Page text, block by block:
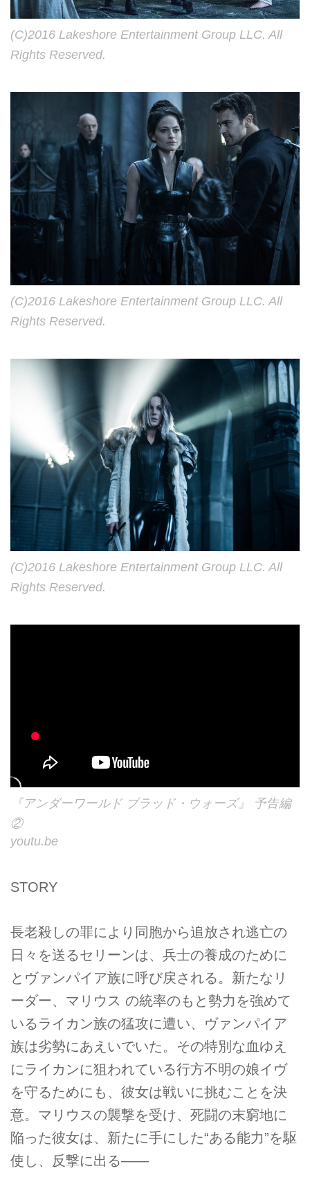
(C)2016 Lakeshore Entertainment Group LLC. All
Rights Reserved.
(C)2016 Lakeshore Entertainment Group LLC. All
Rights Reserved.
(C)2016 Lakeshore Entertainment Group LLC. All
Rights Reserved.
『アンダーワールド ブラッド・ウォーズ』 予告編
②
youtu.be
STORY
長老殺しの罪により同胞から追放され逃亡の
日々を送るセリーンは、兵士の養成のために
とヴァンパイア族に呼び戻される。新たなリ
ーダー、マリウス の統率のもと勢力を強めて
いるライカン族の猛攻に遭い、ヴァンパイア
族は劣勢にあえいでいた。その特別な血ゆえ
にライカンに狙われている行方不明の娘イヴ
を守るためにも、彼女は戦いに挑むことを決
意。マリウスの襲撃を受け、死闘の末窮地に
陥った彼女は、新たに手にした“ある能力”を駆
使し、反撃に出る――